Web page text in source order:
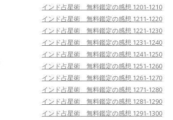
インド占星術 無料鑑定の感想 1201-1210
インド占星術 無料鑑定の感想 1211-1220
インド占星術 無料鑑定の感想 1221-1230
インド占星術 無料鑑定の感想 1231-1240
インド占星術 無料鑑定の感想 1241-1250
インド占星術 無料鑑定の感想 1251-1260
インド占星術 無料鑑定の感想 1261-1270
インド占星術 無料鑑定の感想 1271-1280
インド占星術 無料鑑定の感想 1281-1290
インド占星術 無料鑑定の感想 1291-1300